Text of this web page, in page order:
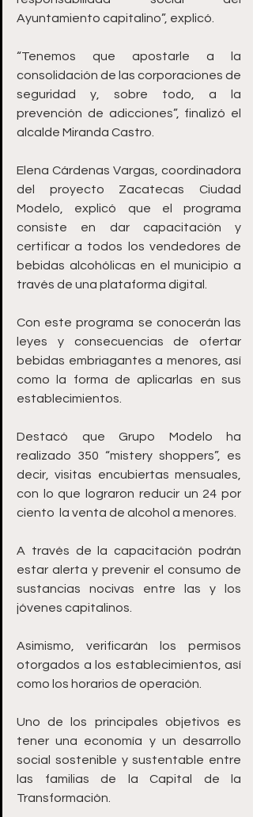
Ayuntamiento capitalino”, explicó.
“Tenemos que apostarle a la
consolidación de las corporaciones de
seguridad y, sobre todo, a la
prevención de adicciones”, finalizó el
alcalde Miranda Castro.
Elena Cárdenas Vargas, coordinadora
del proyecto Zacatecas Ciudad
Modelo, explicó que el programa
consiste en dar capacitación y
certificar a todos los vendedores de
bebidas alcohólicas en el municipio a
través de una plataforma digital.
Con este programa se conocerán las
leyes y consecuencias de ofertar
bebidas embriagantes a menores, así
como la forma de aplicarlas en sus
establecimientos.
Destacó que Grupo Modelo ha
realizado 350 “mistery shoppers”, es
decir, visitas encubiertas mensuales,
con lo que lograron reducir un 24 por
ciento  la venta de alcohol a menores.
A través de la capacitación podrán
estar alerta y prevenir el consumo de
sustancias nocivas entre las y los
jóvenes capitalinos.
Asimismo, verificarán los permisos
otorgados a los establecimientos, así
como los horarios de operación.
Uno de los principales objetivos es
tener una economía y un desarrollo
social sostenible y sustentable entre
las familias de la Capital de la
Transformación.